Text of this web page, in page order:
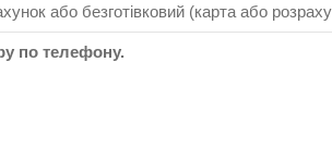
або безготівковий (карта або
по телефону.